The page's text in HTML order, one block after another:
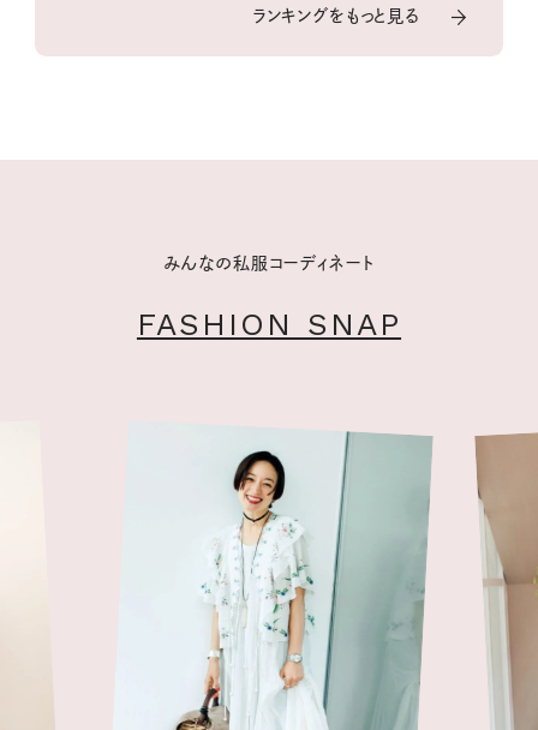
ランキングをもっと見る
みんなの私服コーディネート
FASHION SNAP